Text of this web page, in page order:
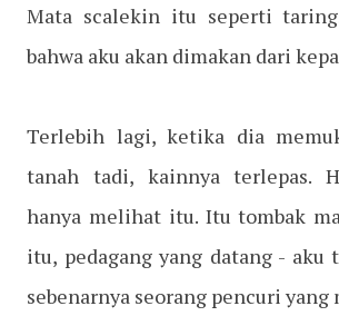
Mata scalekin itu seperti
bahwa aku akan dimakan dari
Terlebih lagi, ketika dia
tanah tadi, kainnya terlepas.
hanya melihat itu. Itu tombak
itu, pedagang yang datang - aku
sebenarnya seorang pencuri yang